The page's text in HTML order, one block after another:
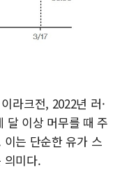
라크전, 2022년 러·
달 이상 머무를 때 주
는 단순한 유가 스
의미다.